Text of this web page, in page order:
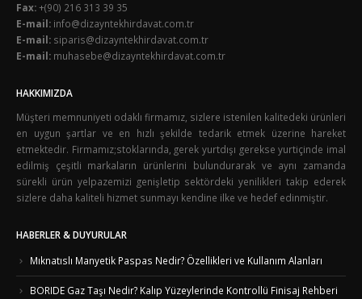
Fax:+(90) 216 313 39 35
E-mail: info@dizayntekhirdavat.com.tr
E-mail: siparis@dizayntekhirdavat.com.tr
E-mail: muhasebe@dizayntekhirdavat.com.tr
HAKKIMIZDA
Müşteri memnuniyeti odaklı firmamız, sizlere istenilen kalitedeki ürünleri
en uygun şartlar ve en hızlı şekilde tedarik etmek üzerine hareket
etmektedir. Firmamız;stoklarında, gerek yurtdışı gerekse yurtiçinde imal
edilmiş çeşitli markaların ürünlerini bulundurarak ve aynı zamanda
sürekli ürün yelpazemizi genişletip sektördeki yenilikleri takip ederek
sizlere daha kaliteli hizmet sunmayı kendine ilke ve hedef edinmiştir.
HABERLER & DUYURULAR
Mıknatıslı Manyetik Paspas Nedir? Özellikleri ve Kullanım Alanları
BORIDE Gaz Taşı Nedir? Kalıp Yüzeylerinde Kontrollü Finisaj Rehberi